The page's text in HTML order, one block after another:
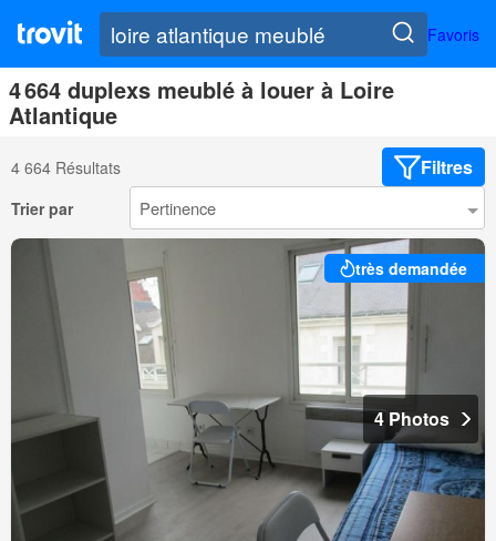
Favoris
4 664 duplexs meublé à louer à Loire
Atlantique
4 664 Résultats Filtres
Trier par
très demandée
4 Photos